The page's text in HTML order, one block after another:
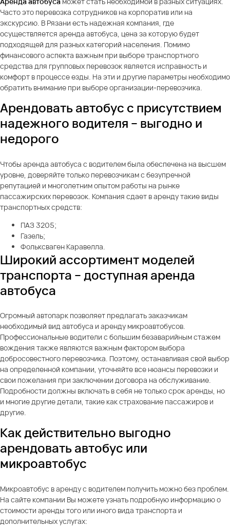
Часто это перевозка сотрудников на корпоратив или на
экскурсию. В Рязани есть надежная компания, где
осуществляется аренда автобуса, цена за которую будет
подходящей для разных категорий населения. Помимо
финансового аспекта важным при выборе транспортного
средства для групповых перевозок является исправность и
комфорт в процессе езды. На эти и другие параметры необходимо
обратить внимание при выборе организации-перевозчика.
Арендовать автобус с присутствием
надежного водителя – выгодно и
недорого
Чтобы аренда автобуса с водителем была обеспечена на высшем
уровне, доверяйте только перевозчикам с безупречной
репутацией и многолетним опытом работы на рынке
пассажирских перевозок. Компания сдает в аренду такие виды
транспортных средств:
ПАЗ 3205;
Газель;
Фольксваген Каравелла.
Широкий ассортимент моделей
транспорта – доступная аренда
автобуса
Огромный автопарк позволяет предлагать заказчикам
необходимый вид автобуса и аренду микроавтобусов.
Профессиональные водители с большим безаварийным стажем
вождения также являются важным фактором выбора
добросовестного перевозчика. Поэтому, останавливая свой выбор
на определенной компании, уточняйте все нюансы перевозки и
свои пожелания при заключении договора на обслуживание.
Подробности должны включать в себя не только срок аренды, но
и многие другие детали, такие как страхование пассажиров и
другие.
Как действительно выгодно
арендовать автобус или
микроавтобус
Микроавтобус в аренду с водителем получить можно без проблем.
На сайте компании Вы можете узнать подробную информацию о
стоимости аренды того или иного вида транспорта и
дополнительных услугах: